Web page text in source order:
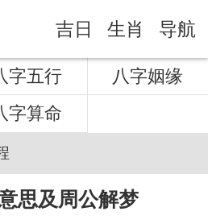
吉日 生肖 导航
字五行
八字姻缘
字算命
思及周公解梦